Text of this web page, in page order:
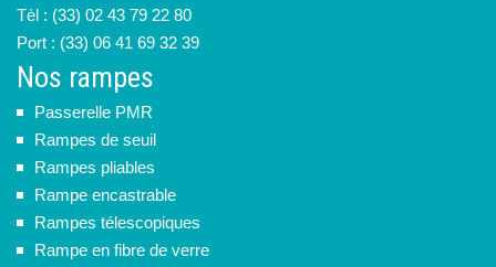
Tèl : (33) 02 43 79 22 80
Port : (33) 06 41 69 32 39
Nos rampes
Passerelle PMR
Rampes de seuil
Rampes pliables
Rampe encastrable
Rampes télescopiques
Rampe en fibre de verre